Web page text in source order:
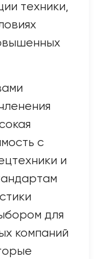
техники,
с
и
для
компаний